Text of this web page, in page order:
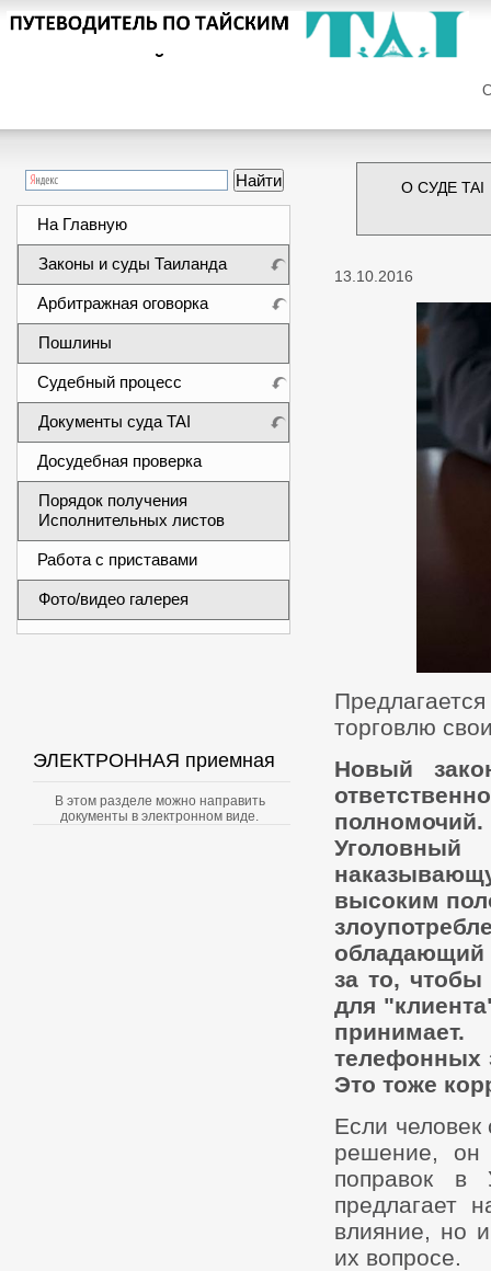
На Главную
Законы и суды Таиланда
Арбитражная оговорка
Пошлины
Судебный процесс
Документы суда TAI
Досудебная проверка
Порядок получения
Исполнительных листов
Работа с приставами
Фото/видео галерея
ЭЛЕКТРОННАЯ приемная
В этом разделе можно направить
документы в электронном виде.
О СУДЕ TAI
13.10.2016
торговлю
Новый
высоким
обладающий
за то,
для
телефонных
Это тоже
Если человек
решение, он
поправок в
предлагает
влияние, но
их вопросе.